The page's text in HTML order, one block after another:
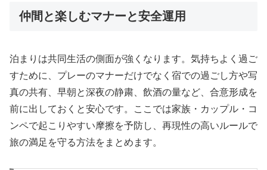
仲間と楽しむマナーと安全運用
泊まりは共同生活の側面が強くなります。気持ちよく過ご
すために、プレーのマナーだけでなく宿での過ごし方や写
真の共有、早朝と深夜の静粛、飲酒の量など、合意形成を
前に出しておくと安心です。ここでは家族・カップル・コ
ンペで起こりやすい摩擦を予防し、再現性の高いルールで
旅の満足を守る方法をまとめます。